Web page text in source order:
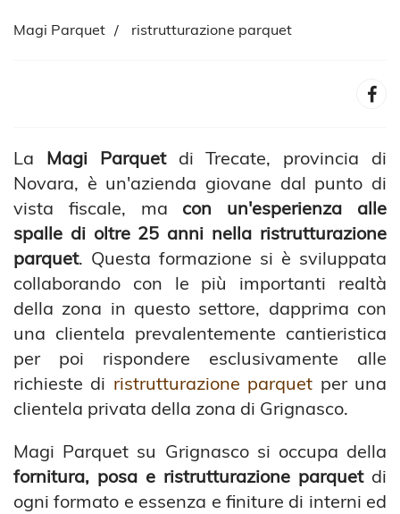
Magi Parquet ristrutturazione parquet
La Magi Parquetdi Trecate, provincia di
Novara, è un'azienda giovane dal punto di
vista fiscale, ma con un'esperienza alle
spalle di oltre 25 anni nella ristrutturazione
parquet. Questa formazione si è sviluppata
collaborando con le più importanti realtà
della zona in questo settore, dapprima con
una clientela prevalentemente cantieristica
per poi rispondere esclusivamente alle
richieste di ristrutturazione parquet per una
clientela privata della zona di Grignasco.
Magi Parquet su Grignasco si occupa della
fornitura, posa e ristrutturazione parquetdi
ogni formato e essenza e finiture di interni ed